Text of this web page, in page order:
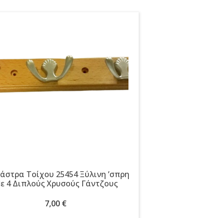
Τοίχου 25454 Ξύλινη ʼσπρη
4 Διπλούς Χρυσούς Γάντζους
7,00 €